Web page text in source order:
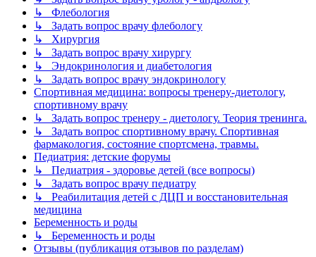
↳ Флебология
↳ Задать вопрос врачу флебологу
↳ Хирургия
↳ Задать вопрос врачу хирургу
↳ Эндокринология и диабетология
↳ Задать вопрос врачу эндокринологу
Спортивная медицина: вопросы тренеру-диетологу,
спортивному врачу
↳ Задать вопрос тренеру - диетологу. Теория тренинга.
↳ Задать вопрос спортивному врачу. Спортивная
фармакология, состояние спортсмена, травмы.
Педиатрия: детские форумы
↳ Педиатрия - здоровье детей (все вопросы)
↳ Задать вопрос врачу педиатру
↳ Реабилитация детей с ДЦП и восстановительная
медицина
Беременность и роды
↳ Беременность и роды
Отзывы (публикация отзывов по разделам)